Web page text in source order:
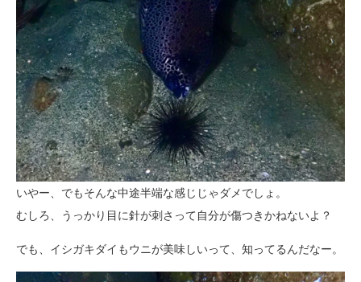
いやー、でもそんな中途半端な感じじゃダメでしょ。
むしろ、うっかり目に針が刺さって自分が傷つきかねないよ？
でも、イシガキダイもウニが美味しいって、知ってるんだなー。